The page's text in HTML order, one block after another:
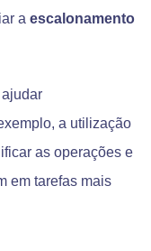
a escalonamento
a utilização
as operações e
em tarefas mais